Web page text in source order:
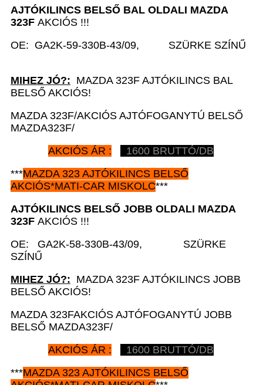
AJTÓKILINCS BELSŐ BAL OLDALI MAZDA
323F AKCIÓS !!!
OE: GA2K-59-330B-43/09, SZÜRKE SZÍNŰ
MIHEZ JÓ?: MAZDA 323F AJTÓKILINCS BAL
BELSŐ AKCIÓS!
MAZDA 323F/AKCIÓS AJTÓFOGANYTÚ BELSŐ
MAZDA323F/
AKCIÓS ÁR :
1600 BRUTTÓ/DB
***MAZDA 323 AJTÓKILINCS BELSŐ
AKCIÓS*MATI-CAR MISKOLC***
AJTÓKILINCS BELSŐ JOBB OLDALI MAZDA
323F AKCIÓS !!!
OE: GA2K-58-330B-43/09, SZÜRKE
SZÍNŰ
MIHEZ JÓ?: MAZDA 323F AJTÓKILINCS JOBB
BELSŐ AKCIÓS!
MAZDA 323FAKCIÓS AJTÓFOGANYTÚ JOBB
BELSŐ MAZDA323F/
AKCIÓS ÁR :
1600 BRUTTÓ/DB
***MAZDA 323 AJTÓKILINCS BELSŐ